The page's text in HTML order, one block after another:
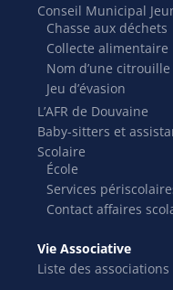
Conseil Municipal
Chasse aux déchets
Collecte alimentaire
Nom d’une citrouille
Jeu d’évasion
L’AFR de Douvaine
Baby-sitters et
Scolaire
École
Services
Contact affaires
Vie Associative
Liste des associations